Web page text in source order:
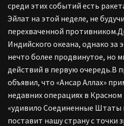
среди этих событий есть
Эйлат на этой неделе, не
перехваченной
Индийского океана, однако за
нечто более продвинутое, но
действий в первую очередь.В
объявил, что «Ансар Аллах»
недавних операциях в
«удивило Соединенные Штаты
поставит нашу страну с точки